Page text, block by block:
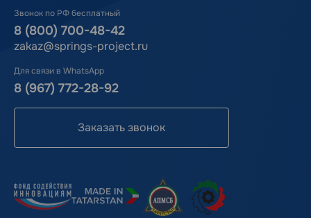
Звонок по РФ бесплатный
8 (800) 700-48-42
zakaz@springs-project.ru
Для связи в WhatsApp
8 (967) 772-28-92
Заказать звонок